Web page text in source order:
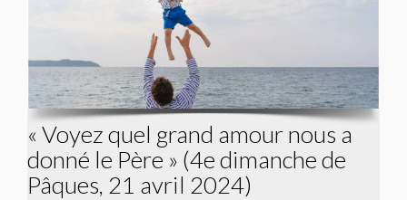
« Voyez quel grand amour nous a
donné le Père » (4e dimanche de
Pâques, 21 avril 2024)